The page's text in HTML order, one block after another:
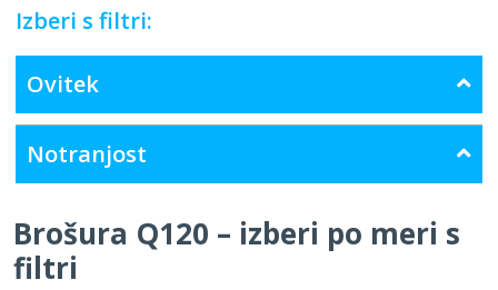
Izberi s filtri:
Ovitek
Notranjost
Brošura Q120 – izberi po meri s
filtri